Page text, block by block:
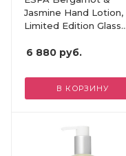
Jasmine Hand Lotion,
Limited Edition Glass
6 880 руб.
В КОРЗИНУ